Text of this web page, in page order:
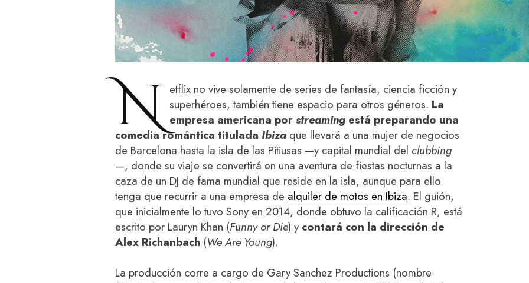
N etflix no vive solamente de series de fantasía, ciencia ficción y
superhéroes, también tiene espacio para otros géneros. La
empresa americana porstreaming está preparando una
comedia romántica titulada Ibiza que llevará a una mujer de negocios
de Barcelona hasta la isla de las Pitiusas —y capital mundial del clubbing
—, donde su viaje se convertirá en una aventura de fiestas nocturnas a la
caza de un DJ de fama mundial que reside en la isla, aunque para ello
tenga que recurrir a una empresa de alquiler de motos en Ibiza. El guión,
que inicialmente lo tuvo Sony en 2014, donde obtuvo la calificación R, está
escrito por Lauryn Khan (Funny or Die) y contará con la dirección de
Alex Richanbach (We Are Young).
La producción corre a cargo de Gary Sanchez Productions (nombre